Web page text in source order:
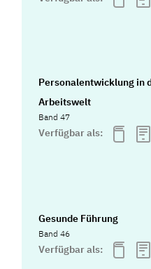
Personalentwicklung in
Arbeitswelt
Band 47
Verfügbar als:
Gesunde Führung
Band 46
Verfügbar als: